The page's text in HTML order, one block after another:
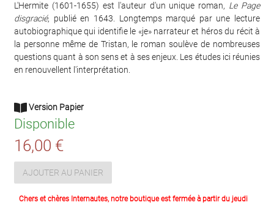
L'Hermite (1601-1655) est l'auteur d'un unique roman, Le Page
disgracié, publié en 1643. Longtemps marqué par une lecture
autobiographique qui identifie le «je» narrateur et héros du récit à
la personne même de Tristan, le roman soulève de nombreuses
questions quant à son sens et à ses enjeux. Les études ici réunies
en renouvellent l'interprétation.
Version Papier
Disponible
16,00 €
AJOUTER AU PANIER
Chers et chères Internautes, notre boutique est fermée à partir du jeudi